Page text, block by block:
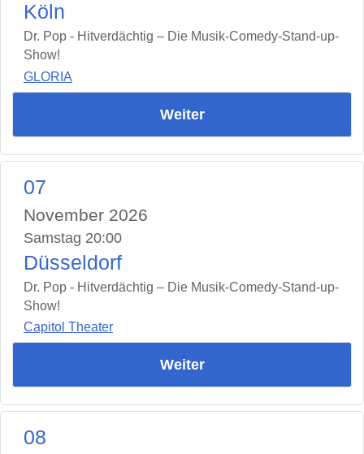
Köln
Dr. Pop - Hitverdächtig – Die Musik-Comedy-Stand-up-
Show!
GLORIA
Weiter
07
November 2026
Samstag 20:00
Düsseldorf
Dr. Pop - Hitverdächtig – Die Musik-Comedy-Stand-up-
Show!
Capitol Theater
Weiter
08